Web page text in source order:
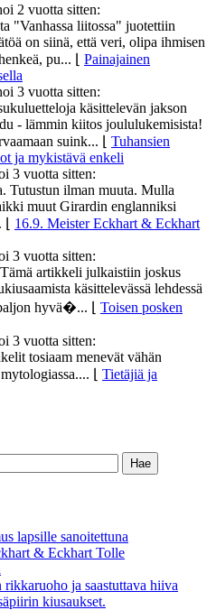
2 vuotta sitten:
"Vanhassa liitossa" juotettiin
on siinä, että veri, olipa ihmisen
pu...
Painajainen
3 vuotta sitten:
käsittelevän jakson
- lämmin kiitos joululukemisista!
suink...
Tuhansien
ja mykistävä enkeli
3 vuotta sitten:
Tutustun ilman muuta. Mulla
muut Girardin englanniksi
16.9. Meister Eckhart & Eckhart
3 vuotta sitten:
artikkeli julkaistiin joskus
käsittelevässä lehdessä
hyvä�...
Toisen posken
3 vuotta sitten:
tosiaam menevät vähän
Tietäjiä ja
lapsille sanoitettuna
& Eckhart Tolle
ja saastuttava hiiva
kiusaukset.